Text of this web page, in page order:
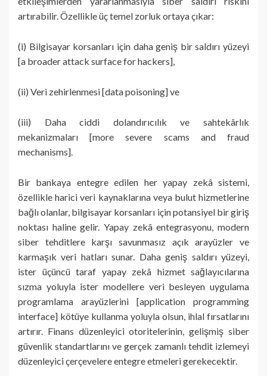
artırabilir. Özellikle üç temel zorluk ortaya çıkar:
(i) Bilgisayar korsanları için daha geniş bir saldırı yüzeyi
[a broader attack surface for hackers],
(ii) Veri zehirlenmesi [data poisoning] ve
(iii) Daha ciddi dolandırıcılık ve sahtekârlık
mekanizmaları [more severe scams and fraud
mechanisms].
Bir bankaya entegre edilen her yapay zekâ sistemi,
özellikle harici veri kaynaklarına veya bulut hizmetlerine
bağlı olanlar, bilgisayar korsanları için potansiyel bir giriş
noktası haline gelir. Yapay zekâ entegrasyonu, modern
siber tehditlere karşı savunmasız açık arayüzler ve
karmaşık veri hatları sunar. Daha geniş saldırı yüzeyi,
ister üçüncü taraf yapay zekâ hizmet sağlayıcılarına
sızma yoluyla ister modellere veri besleyen uygulama
programlama arayüzlerini [application programming
interface] kötüye kullanma yoluyla olsun, ihlal fırsatlarını
artırır. Finans düzenleyici otoritelerinin, gelişmiş siber
güvenlik standartlarını ve gerçek zamanlı tehdit izlemeyi
düzenleyici çerçevelere entegre etmeleri gerekecektir.